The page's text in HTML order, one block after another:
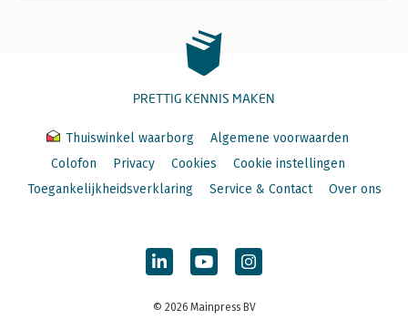
PRETTIG KENNIS MAKEN
Thuiswinkel waarborg
Algemene voorwaarden
Colofon
Privacy Cookies
Cookie instellingen
Toegankelijkheidsverklaring
Service & Contact Over ons
© 2026 Mainpress BV